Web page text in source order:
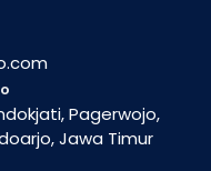
Pagerwojo,
Jawa Timur